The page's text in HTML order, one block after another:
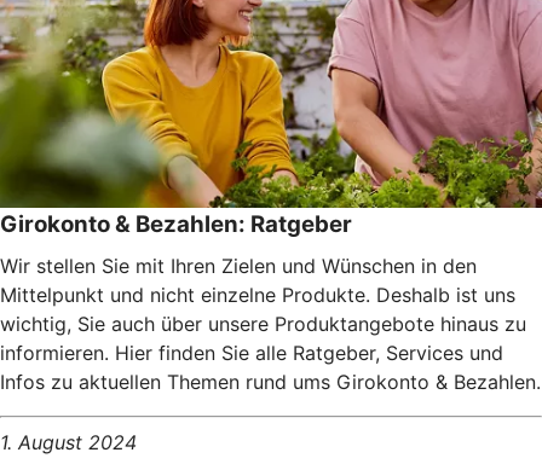
Girokonto & Bezahlen: Ratgeber
Wir stellen Sie mit Ihren Zielen und Wünschen in den
Mittelpunkt und nicht einzelne Produkte. Deshalb ist uns
wichtig, Sie auch über unsere Produktangebote hinaus zu
informieren. Hier finden Sie alle Ratgeber, Services und
Infos zu aktuellen Themen rund ums Girokonto & Bezahlen.
1. August 2024